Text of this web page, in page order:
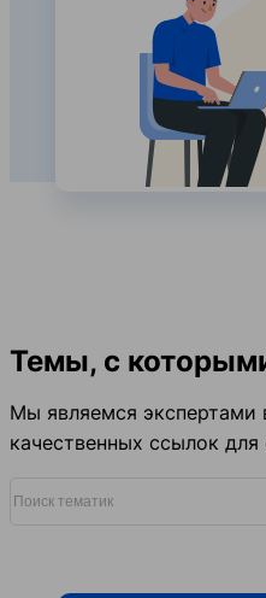
Темы, с
Мы являемся экспертами
качественных ссылок